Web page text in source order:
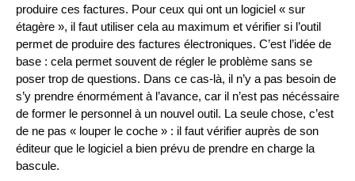
produire ces factures. Pour ceux qui ont un logiciel « sur
étagère », il faut utiliser cela au maximum et vérifier si l’outil
permet de produire des factures électroniques. C’est l’idée de
base : cela permet souvent de régler le problème sans se
poser trop de questions. Dans ce cas-là, il n’y a pas besoin de
s’y prendre énormément à l’avance, car il n’est pas nécéssaire
de former le personnel à un nouvel outil. La seule chose, c’est
de ne pas « louper le coche » : il faut vérifier auprès de son
éditeur que le logiciel a bien prévu de prendre en charge la
bascule.